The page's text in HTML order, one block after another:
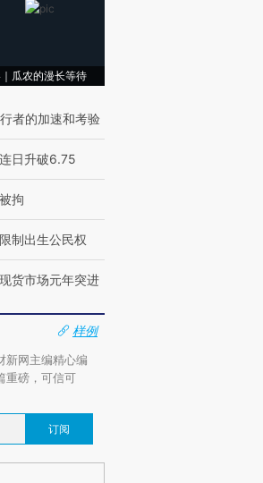
瓜农的漫长等待
者的加速和考验
日升破6.75
拘
制出生公民权
货市场元年突进
样例
新网主编精心编
重磅，可信可
订阅